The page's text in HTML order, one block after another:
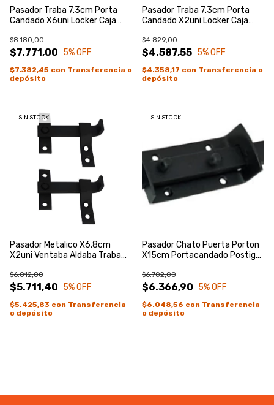
Pasador Traba 7.3cm Porta
Candado X6uni Locker Caja
$7.771,00
$8.180,00
5% OFF
$7.382,45 con Transferencia o
depósito
Pasador Traba 7.3cm Porta
Candado X2uni Locker Caja
$4.587,55
$4.829,00
5% OFF
$4.358,17 con Transferencia o
depósito
SIN STOCK
Pasador Metalico X6.8cm
X2uni Ventaba Aldaba Traba
$5.711,40
$6.012,00
5% OFF
$5.425,83 con Transferencia
o depósito
SIN STOCK
Pasador Chato Puerta Porton
X15cm Portacandado Postigo
$6.366,90
$6.702,00
5% OFF
$6.048,56 con Transferencia
o depósito